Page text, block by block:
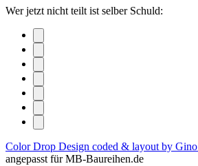
Wer jetzt nicht teilt ist selber Schuld:
Color Drop Design coded & layout by
angepasst für MB-Baureihen.de